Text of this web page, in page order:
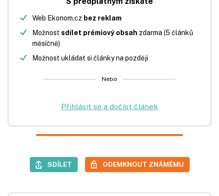
Web Ekonom.cz bez reklam
Možnost sdílet prémiový obsah zdarma (5 článků
měsíčně)
Možnost ukládat si články na později
Nebo
Přihlásit se a dočíst článek
SDÍLET ODEMKNOUT ZNÁMÉMU